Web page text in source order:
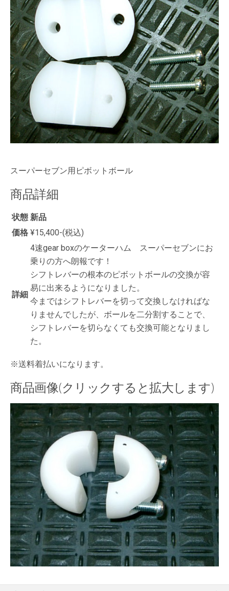
スーパーセブン用ピボットボール
商品詳細
状態 新品
価格 ¥15,400-(税込)
詳細
4速gear boxのケーターハム スーパーセブンにお
乗りの方へ朗報です！
シフトレバーの根本のピボットボールの交換が容
易に出来るようになりました。
今まではシフトレバーを切って交換しなければな
りませんでしたが、ボールを二分割することで、
シフトレバーを切らなくても交換可能となりまし
た。
※送料着払いになります。
商品画像(クリックすると拡大します)